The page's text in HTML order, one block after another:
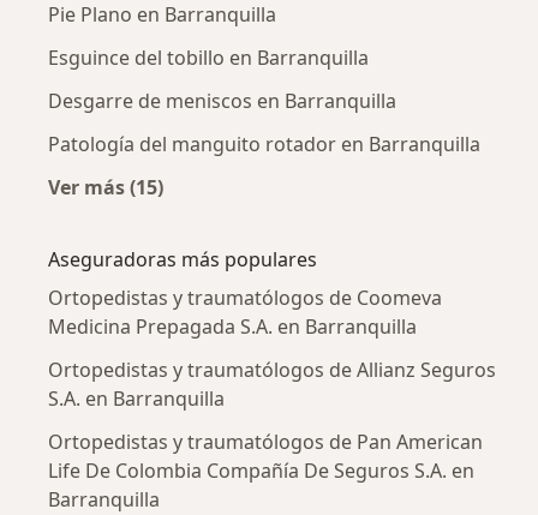
Pie Plano en Barranquilla
Esguince del tobillo en Barranquilla
Desgarre de meniscos en Barranquilla
Patología del manguito rotador en Barranquilla
Ver más (15)
Aseguradoras más populares
Ortopedistas y traumatólogos de Coomeva
Medicina Prepagada S.A. en Barranquilla
Ortopedistas y traumatólogos de Allianz Seguros
S.A. en Barranquilla
Ortopedistas y traumatólogos de Pan American
Life De Colombia Compañía De Seguros S.A. en
Barranquilla